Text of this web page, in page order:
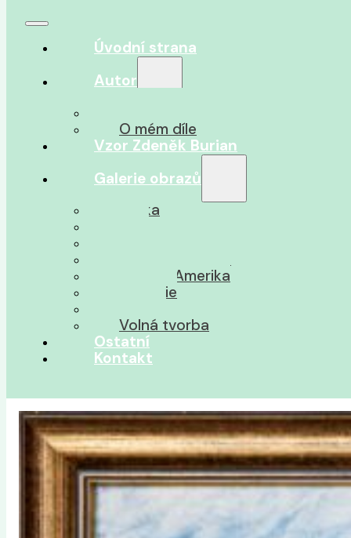
Úvodní strana
Autor
O mém díle
Vzor Zdeněk Burian
Galerie obrazů
Afrika
Střední Amerika
Oceánie
Volná tvorba
Ostatní
Kontakt